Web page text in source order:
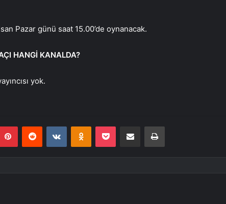
Pazar günü saat 15.00’de oynanacak.
HANGİ KANALDA?
yok.
PinterestReddit VKontakteOdnoklassniki
Pocket E-Posta ile paylaş Yazdır